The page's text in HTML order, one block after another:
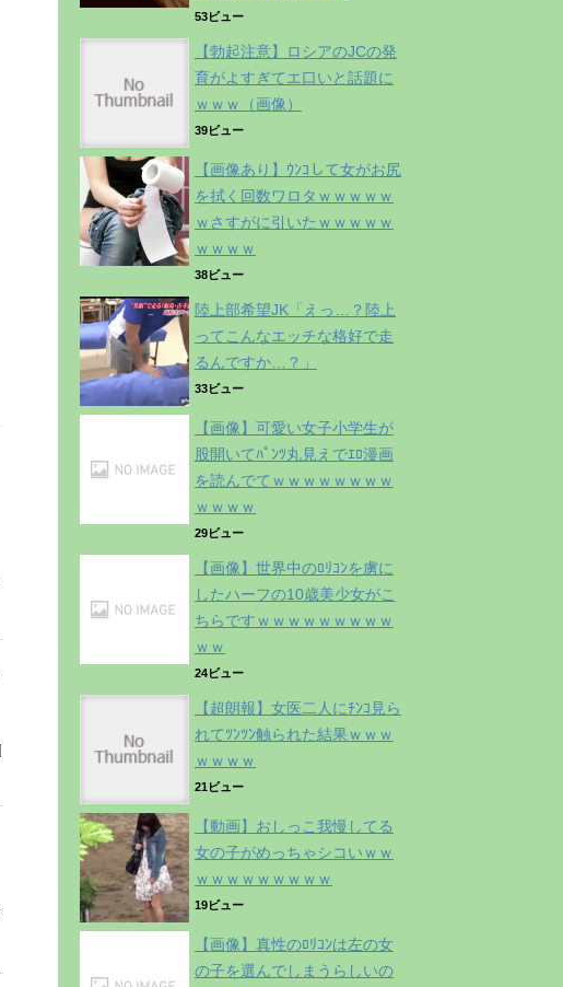
53ビュー
【勃起注意】ロシアのJCの発
育がよすぎてエ口いと話題に
ｗｗｗ（画像）
39ビュー
【画像あり】ｳﾝｺして女がお尻
を拭く回数ワロタｗｗｗｗｗ
ｗさすがに引いたｗｗｗｗｗ
ｗｗｗｗ
38ビュー
陸上部希望JK「えっ…？陸上
ってこんなエッチな格好で走
るんですか…？」
33ビュー
【画像】可愛い女子小学生が
股開いてﾊﾟﾝﾂ丸見えでｴﾛ漫画
を読んでてｗｗｗｗｗｗｗｗ
ｗｗｗｗ
29ビュー
【画像】世界中のﾛﾘｺﾝを虜に
したハーフの10歳美少女がこ
ちらですｗｗｗｗｗｗｗｗｗ
ｗｗ
24ビュー
【超朗報】女医二人にﾁﾝｺ見ら
れてﾂﾝﾂﾝ触られた結果ｗｗｗ
ｗｗｗｗ
21ビュー
【動画】おしっこ我慢してる
女の子がめっちゃシコいｗｗ
ｗｗｗｗｗｗｗｗｗ
19ビュー
【画像】真性のﾛﾘｺﾝは左の女
の子を選んでしまうらしいの